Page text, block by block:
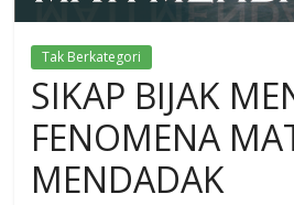
Tak Berkategori
SIKAP BIJAK
FENOMENA
MENDADAK